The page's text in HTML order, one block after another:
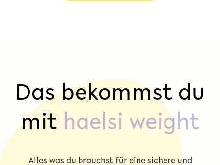
Das bekommst du
mit haelsi weight
Alles was du brauchst für eine sichere und